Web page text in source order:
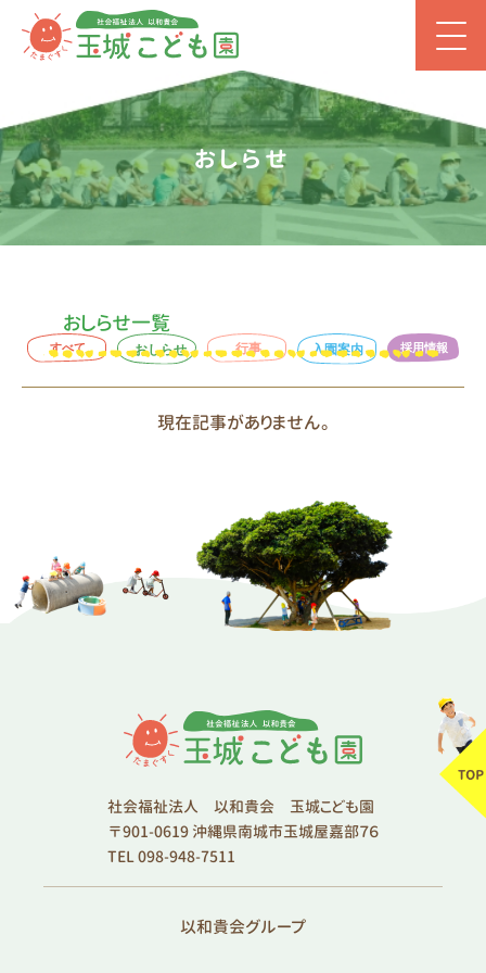
おしらせ
おしらせ一覧
現在記事がありません。
社会福祉法人 以和貴会 玉城こども園
〒901-0619 沖縄県南城市玉城屋嘉部７６
TEL 098-948-7511
以和貴会グループ